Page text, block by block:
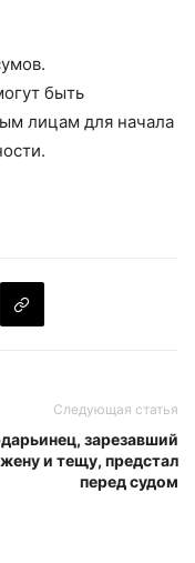
быть
лицам для начала
Следующая статья
зарезавший
жену и тещу, предстал
перед судом